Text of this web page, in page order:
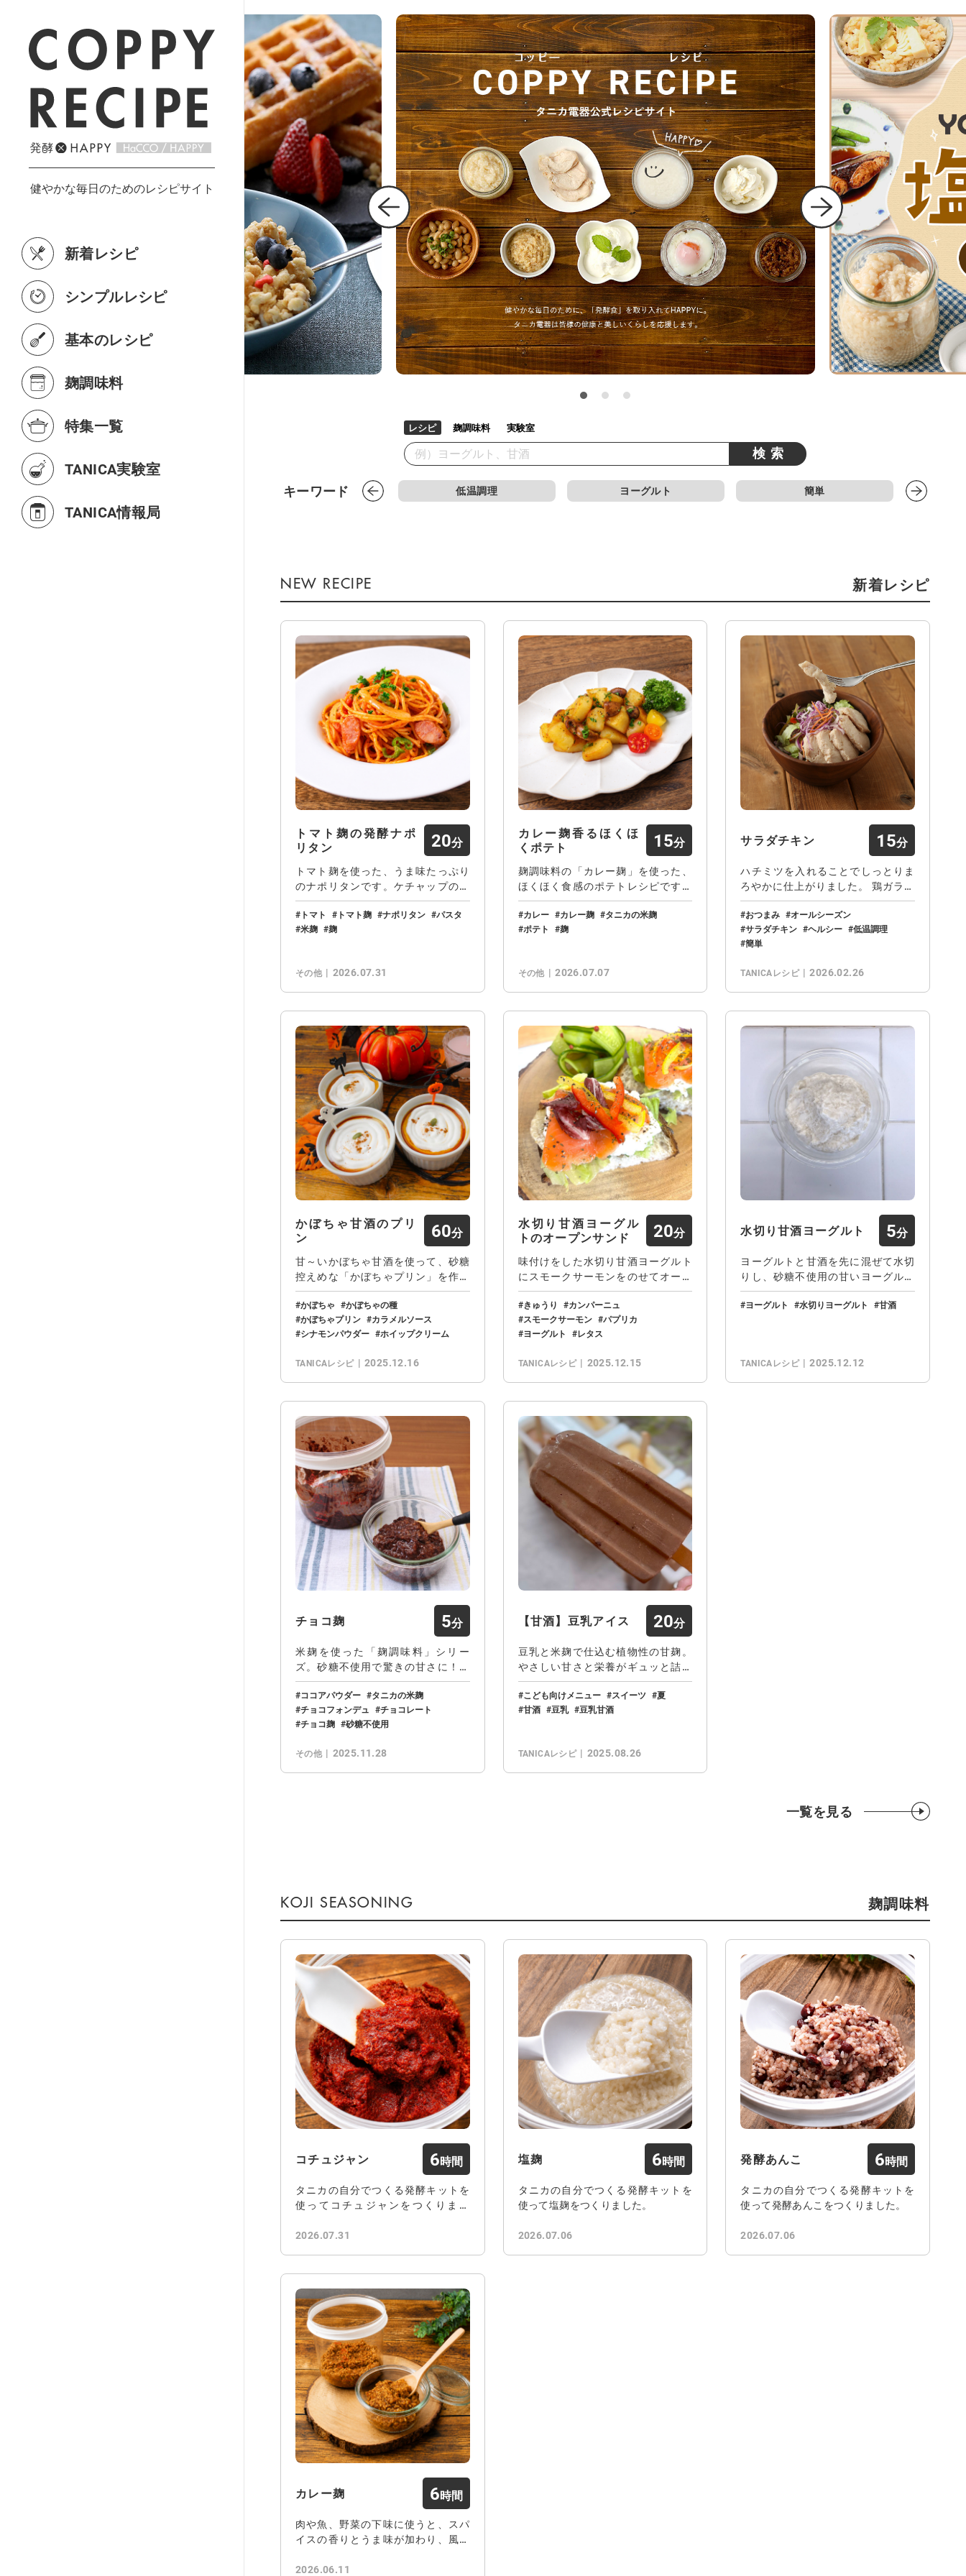
新着レシピ
シンプルレシピ
基本のレシピ
麹調味料
特集一覧
TANICA実験室
TANICA情報局
レシピ 麹調味料 実験室
検索
低温調理 ヨーグルト 簡単
新着レシピ
トマト麹の発酵ナポ
リタン
20
トマト麹を使った、うま味たっぷり
のナポリタンです。ケチャップの甘
酸っぱさにトマト…
トマト トマト麹 ナポリタン
パスタ
米麹
麹
その他 2026.07.31
カレー麹香るほくほ
くポテト
15
麹調味料の「カレー麹」を使った、
ほくほく食感のポテトレシピです。
カレー麹の旨…
カレー カレー麹
タニカの米麹
ポテト
麹
その他 2026.07.07
サラダチキン 15
ハチミツを入れることでしっとりま
ろやかに仕上がりました。 鶏ガラス
ープの素でし…
おつまみ
オールシーズン
サラダチキン
ヘルシー
低温調理
簡単
TANICAレシピ 2026.02.26
かぼちゃ甘酒のプリ
ン
60
甘～いかぼちゃ甘酒を使って、砂糖
控えめな「かぼちゃプリン」を作り
ました。
かぼちゃ
かぼちゃの種
かぼちゃプリン
カラメルソース
シナモンパウダー
ホイップクリーム
TANICAレシピ 2025.12.16
水切り甘酒ヨーグル
トのオープンサンド
20
味付けをした水切り甘酒ヨーグルト
にスモークサーモンをのせてオープ
ンサンドにしまし…
きゅうり
カンパーニュ
スモークサーモン
パプリカ
ヨーグルト
レタス
TANICAレシピ 2025.12.15
水切り甘酒ヨーグルト 5
ヨーグルトと甘酒を先に混ぜて水切
りし、砂糖不使用の甘いヨーグルト
を作りました。酸…
ヨーグルト 水切りヨーグルト 甘酒
TANICAレシピ 2025.12.12
チョコ麹 5
米麹を使った「麹調味料」シリー
ズ。砂糖不使用で驚きの甘さに！パ
ンに塗ったりスイー…
ココアパウダー
タニカの米麹
チョコフォンデュ
チョコレート
チョコ麹
砂糖不使用
その他 2025.11.28
【甘酒】豆乳アイス 20
豆乳と米麹で仕込む植物性の甘麹。
やさしい甘さと栄養がギュッと詰ま
った、夏にぴった…
こども向けメニュー スイーツ
夏
甘酒
豆乳 豆乳甘酒
TANICAレシピ 2025.08.26
一覧を見る
麹調味料
コチュジャン 6
タニカの自分でつくる発酵キットを
使ってコチュジャンをつくりまし
2026.07.31
塩麹 6
タニカの自分でつくる発酵キットを
使って塩麹をつくりました。
2026.07.06
発酵あんこ 6
タニカの自分でつくる発酵キットを
使って発酵あんこをつくりました。
2026.07.06
カレー麹 6
肉や魚、野菜の下味に使うと、スパ
イスの香りとうま味が加わり、風味
2026.06.11